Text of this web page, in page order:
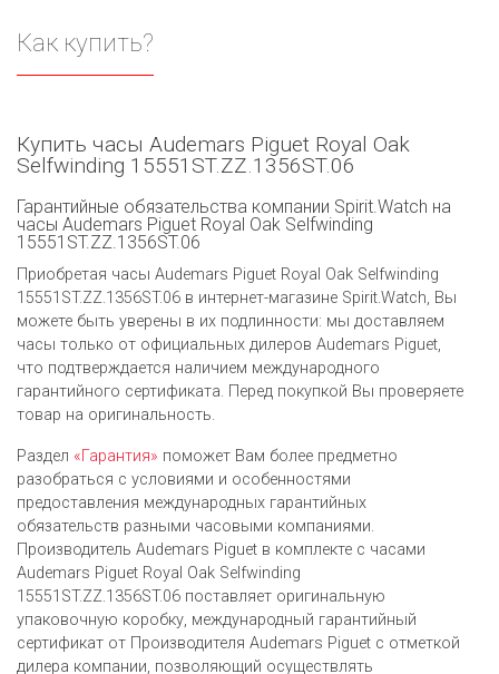
Как купить?
Купить часы Audemars Piguet Royal Oak
Selfwinding 15551ST.ZZ.1356ST.06
Гарантийные обязательства компании Spirit.Watch на
часы Audemars Piguet Royal Oak Selfwinding
15551ST.ZZ.1356ST.06
Приобретая часы Audemars Piguet Royal Oak Selfwinding
15551ST.ZZ.1356ST.06 в интернет-магазине Spirit.Watch, Вы
можете быть уверены в их подлинности: мы доставляем
часы только от официальных дилеров Audemars Piguet,
что подтверждается наличием международного
гарантийного сертификата. Перед покупкой Вы проверяете
товар на оригинальность.
Раздел «Гарантия» поможет Вам более предметно
разобраться с условиями и особенностями
предоставления международных гарантийных
обязательств разными часовыми компаниями.
Производитель Audemars Piguet в комплекте с часами
Audemars Piguet Royal Oak Selfwinding
15551ST.ZZ.1356ST.06 поставляет оригинальную
упаковочную коробку, международный гарантийный
сертификат от Производителя Audemars Piguet c отметкой
дилера компании, позволяющий осуществлять